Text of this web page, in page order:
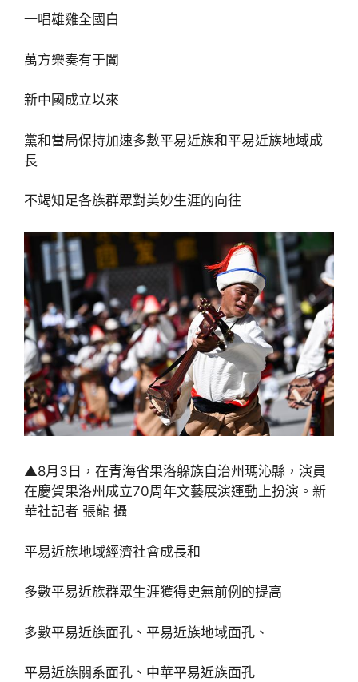
一唱雄雞全國白
萬方樂奏有于闐
新中國成立以來
黨和當局保持加速多數平易近族和平易近族地域成
長
不竭知足各族群眾對美妙生涯的向往
▲8月3日，在青海省果洛躲族自治州瑪沁縣，演員
在慶賀果洛州成立70周年文藝展演運動上扮演。新
華社記者 張龍 攝
平易近族地域經濟社會成長和
多數平易近族群眾生涯獲得史無前例的提高
多數平易近族面孔、平易近族地域面孔、
平易近族關系面孔、中華平易近族面孔